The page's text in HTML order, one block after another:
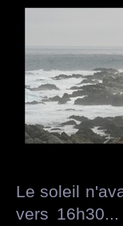
Le soleil
vers